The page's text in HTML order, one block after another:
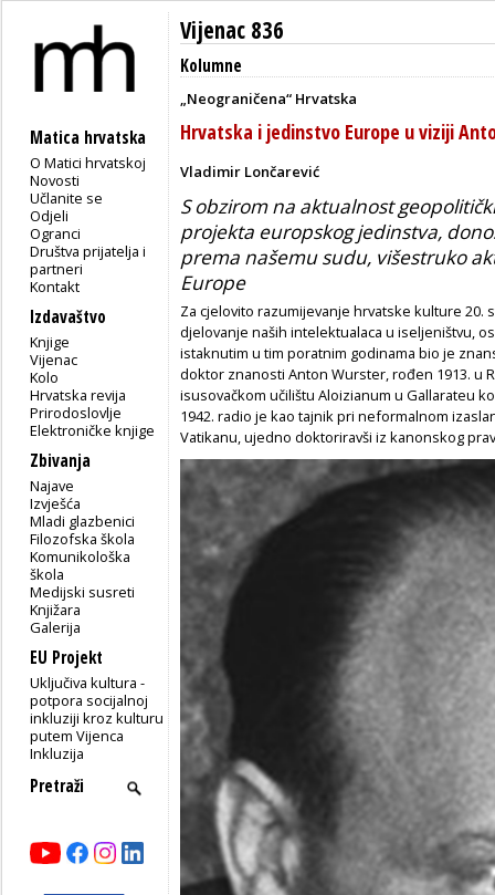
Matica hrvatska
O Matici hrvatskoj
Novosti
Učlanite se
Odjeli
Ogranci
Društva prijatelja i
partneri
Kontakt
Izdavaštvo
Knjige
Vijenac
Kolo
Hrvatska revija
Prirodoslovlje
Elektroničke knjige
Zbivanja
Najave
Izvješća
Mladi glazbenici
Filozofska škola
Komunikološka
škola
Medijski susreti
Knjižara
Galerija
EU Projekt
Uključiva kultura -
potpora socijalnoj
inkluziji kroz kulturu
putem Vijenca
Inkluzija
Vijenac 836
Kolumne
„Neograničena“ Hrvatska
Hrvatska i jedinstvo Europe u viziji
Vladimir Lončarević
S obzirom na aktualnost
projekta europskog jedinstva,
prema našemu sudu, višestruko
Europe
Za cjelovito razumijevanje hrvatske kulture 20.
djelovanje naših intelektualaca u iseljeništvu,
istaknutim u tim poratnim godinama bio je
doktor znanosti Anton Wurster, rođen 1913. u
isusovačkom učilištu Aloizianum u Gallarateu
1942. radio je kao tajnik pri neformalnom
Vatikanu, ujedno doktoriravši iz kanonskog